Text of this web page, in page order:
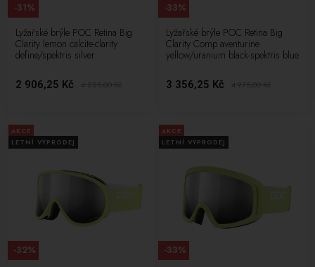
Lyžařské brýle POC Retina Big
Clarity lemon calcite-clarity
define/spektris silver
2 906,25 Kč 4 225,00Kč
-31%
Lyžařské brýle POC Retina Big
Clarity Comp aventurine
yellow/uranium black-spektris blue
3 356,25 Kč 4 975,00Kč
-33%
AKCE
LETNÍ VÝPRODEJ
-32%
AKCE
LETNÍ VÝPRODEJ
-33%